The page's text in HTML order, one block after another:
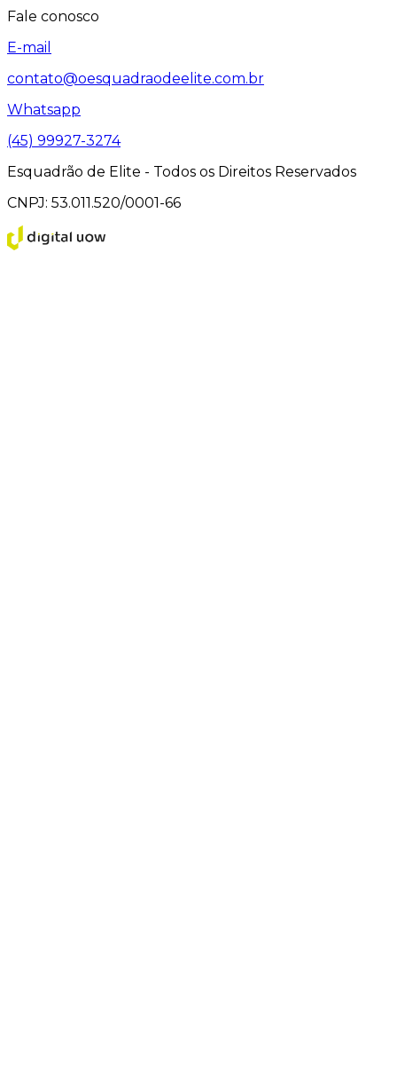
Fale conosco
E-mail
contato@oesquadraodeelite.com.br
Whatsapp
(45) 99927-3274
Esquadrão de Elite - Todos os Direitos Reservados
CNPJ: 53.011.520/0001-66